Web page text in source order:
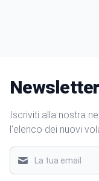
Iscriviti alla nostra
l'elenco dei nuovi